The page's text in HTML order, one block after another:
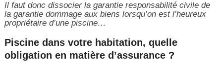
Il faut donc dissocier la garantie responsabilité civile de
la garantie dommage aux biens lorsqu’on est l’heureux
propriétaire d’une piscine…
Piscine dans votre habitation, quelle
obligation en matière d’assurance ?